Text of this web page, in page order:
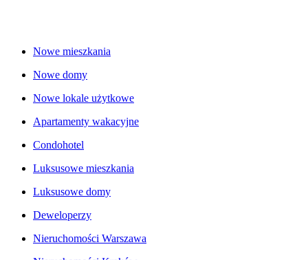
Nowe mieszkania
Nowe domy
Nowe lokale użytkowe
Apartamenty wakacyjne
Condohotel
Luksusowe mieszkania
Luksusowe domy
Deweloperzy
Nieruchomości Warszawa